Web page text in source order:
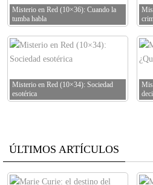
Misterio en Red (10×36): Cuando la
tumba habla
Misterio en Red (10×34): Sociedad
esotérica
ÚLTIMOS ARTÍCULOS